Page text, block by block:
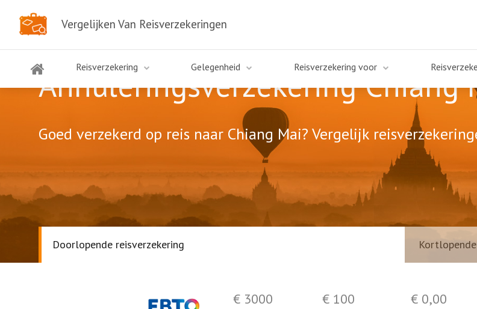
Vergelijken Van Reisverzekeringen
Reisverzekering Gelegenheid Reisverzekering voor
Annuleringsverzekering Chiang
Goed verzekerd op reis naar Chiang Mai? Vergelijk
Doorlopende reisverzekering
€ 3000 € 100 € 0,00